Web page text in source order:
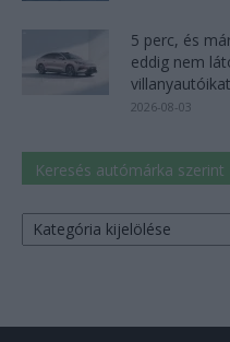
5 perc, és
eddig nem
villanyautóikat
2026-08-03
Keresés autómárka szerint
Keresés
autómárka